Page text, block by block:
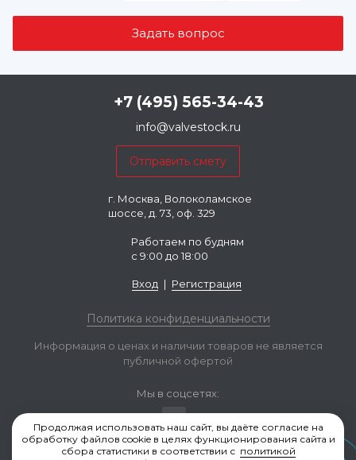
+7 (495) 565-34-43
info@valvestock.ru
г. Москва, Волоколамское
шоссе, д. 73, оф. 329
Работаем по будням
с 9:00 до 18:00
Вход | Регистрация
Политика конфиденциальности
Информация о ценах и наличии товаров не является
публичной офертой
Мы в соцсетях:
Продолжая использовать наш сайт, вы даёте согласие на
обработку файлов cookie в целях функционирования сайта и
сбора статистики в соответствии с политикой